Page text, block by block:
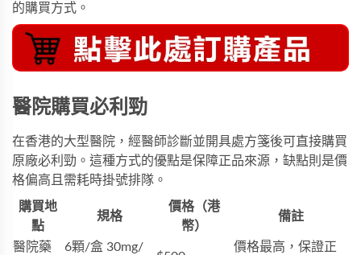
的購買方式。
醫院購買必利勁
在香港的大型醫院，經醫師診斷並開具處方箋後可直接購買
原廠必利勁。這種方式的優點是保障正品來源，缺點則是價
格偏高且需耗時掛號排隊。
購買地
點
規格
價格（港
幣）
備註
醫院藥
6顆/盒 30mg/
價格最高，保證正